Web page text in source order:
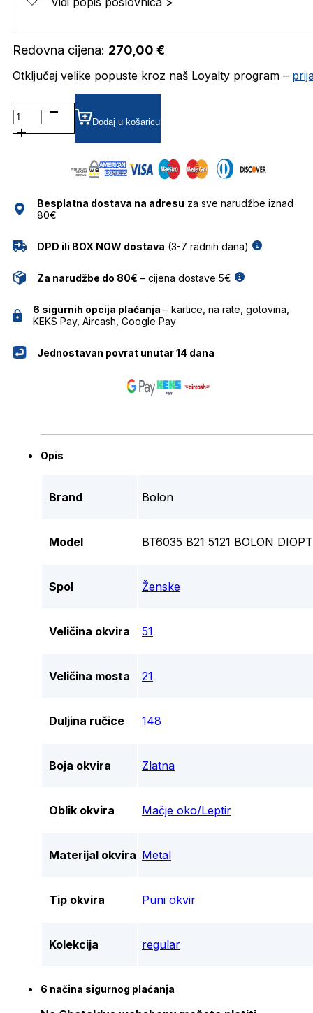
Redovna cijena: 270,00 €
Otključaj velike popuste kroz naš Loyalty program –
BT6035 DIOPTRIJSKI
OKVIRI
BOLON
Dodaj u košaricu
Besplatna dostava na adresu za sve narudžbe iznad
80€
DPD ili BOX NOW dostava (3-7 radnih dana)
Za narudžbe do 80€ – cijena dostave 5€
6 sigurnih opcija plaćanja – kartice, na rate, gotovina,
KEKS Pay, Aircash, Google Pay
Jednostavan povrat unutar 14 dana
Opis
Brand Bolon
Model BT6035 B21 5121 BOLON
Spol Ženske
Veličina okvira 51
Veličina mosta 21
Duljina ručice 148
Boja okvira Zlatna
Oblik okvira Mačje oko/Leptir
Materijal okvira Metal
Tip okvira Puni okvir
Kolekcija regular
6 načina sigurnog plaćanja